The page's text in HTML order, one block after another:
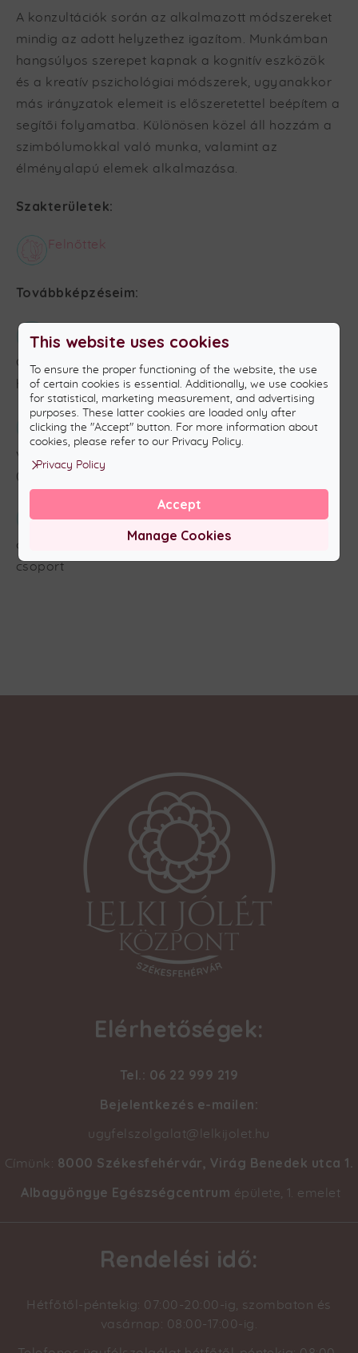
A konzultációk során az alkalmazott módszereket
mindig az adott helyzethez igazítom. Munkámban
hangsúlyos szerepet kapnak a kognitív eszközök
és a kreatív pszichológiai módszerek, ugyanakkor
más irányzatok elemeit is előszeretettel beépítem a
segítői folyamatba. Különösen közel áll hozzám a
szimbólumokkal való munka, valamint az
élményalapú elemek alkalmazása.
Szakterületek:
Felnőttek
Továbbképzéseim:
Gyermekbántalmazás felismerése, kezelése és
hatásai műhelysorozat.
2026.Semmelweis Egyetem:Kognitív
viselkedésterápiás testsúlycsökkentő módszerek
(akkreditált, módszerspecifikus továbbképzés)
Magyar Pszichodráma Egyesület : 150
órás sajátélményű önismereti pszichodráma
csoport
Elérhetőségek:
Tel.: 06 22 999 219
Bejelentkezés e-mailen:
ugyfelszolgalat@lelkijolet.hu
Címünk: 8000 Székesfehérvár, Virág Benedek utca 1.
Albagyöngye Egészségcentrum épülete, 1. emelet
Rendelési idő:
Hétfőtől-péntekig: 07:00-20:00-ig, szombaton és
vasárnap: 08:00-17:00-ig.
This website uses cookies
To ensure the proper functioning of the website, the use
of certain cookies is essential. Additionally, we use cookies
for statistical, marketing measurement, and advertising
purposes. These latter cookies are loaded only after
clicking the "Accept" button. For more information about
cookies, please refer to our Privacy Policy.
Privacy Policy
Manage Cookies
Accept